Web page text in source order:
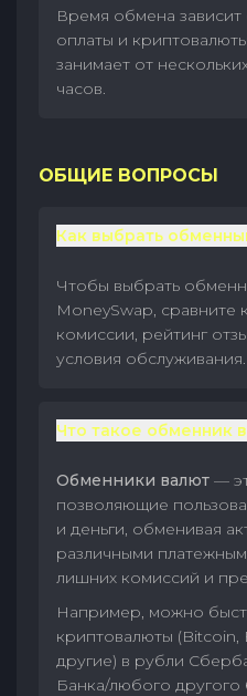
Время обмена
оплаты и
занимает от
часов.
ОБЩИЕ ВОПРОСЫ
Как выбрать
Чтобы выбрать
MoneySwap, сравните
комиссии, рейтинг
условия обслуживания.
Что такое обменник
Обменники валют —
позволяющие
и деньги, обменивая
различными
лишних комиссий и
Например, можно
криптовалюты (Bitcoin,
другие) в рубли
Банка/любого другого